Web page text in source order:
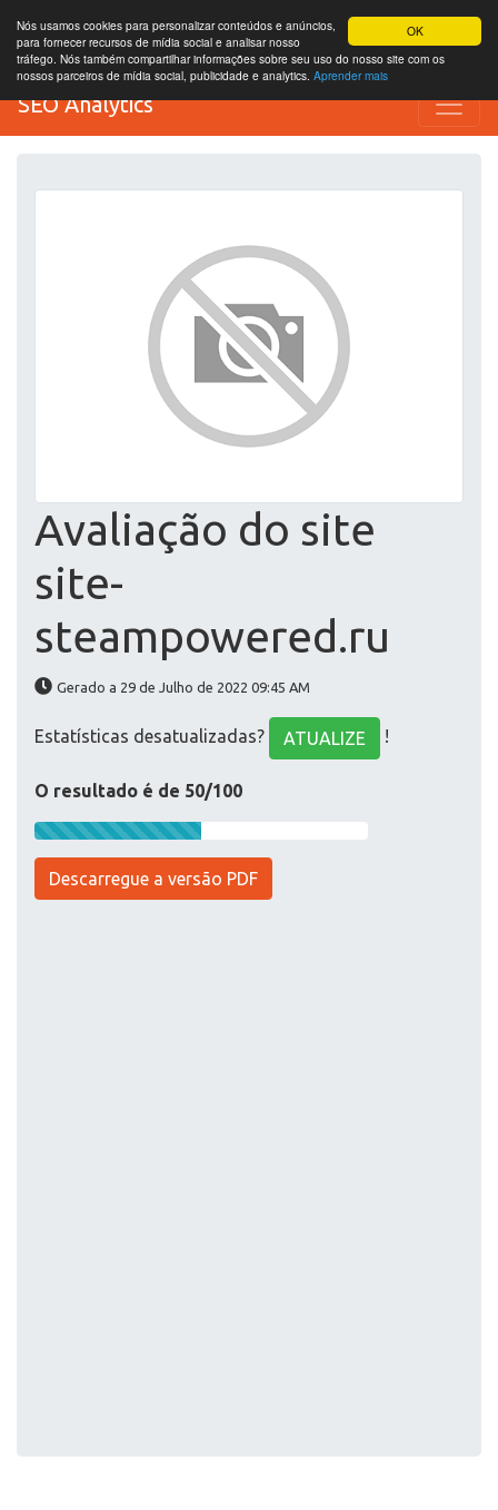
OK
Nós usamos cookies para personalizar conteúdos e anúncios,
para fornecer recursos de mídia social e analisar nosso
tráfego. Nós também compartilhar informações sobre seu uso do nosso site com os
nossos parceiros de mídia social, publicidade e analytics. Aprender mais
SEO Analytics
Avaliação do site
site-
steampowered.ru
Gerado a 29 de Julho de 2022 09:45 AM
Estatísticas desatualizadas? ATUALIZE !
O resultado é de 50/100
Descarregue a versão PDF